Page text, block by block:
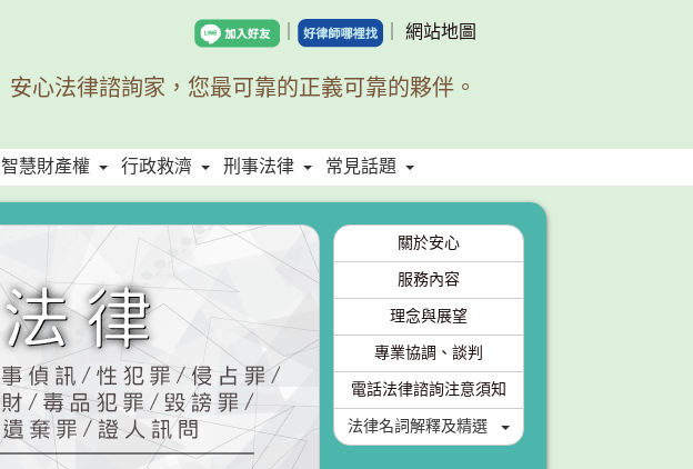
網站地圖
安心法律諮詢家，您最可靠的正義可靠的夥伴。
智慧財產權 行政救濟 刑事法律 常見話題
關於安心
服務內容
理念與展望
專業協調、談判
電話法律諮詢注意須知
法律名詞解釋及精選